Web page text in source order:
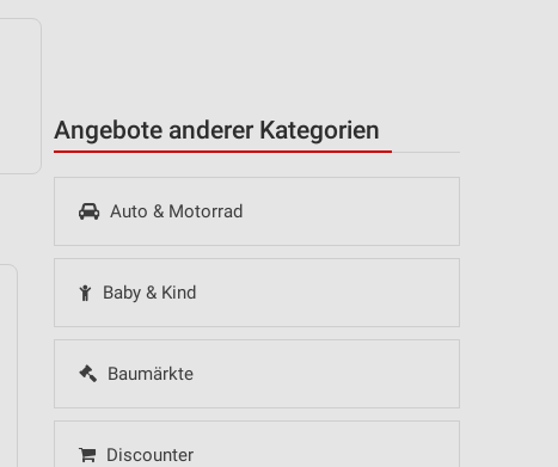
Angebote anderer Kategorien
Auto & Motorrad
Baby & Kind
Baumärkte
Discounter